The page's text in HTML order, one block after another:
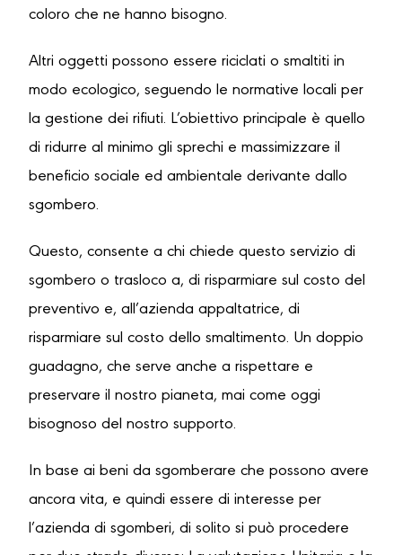
coloro che ne hanno bisogno.
Altri oggetti possono essere riciclati o smaltiti in
modo ecologico, seguendo le normative locali per
la gestione dei rifiuti. L’obiettivo principale è quello
di ridurre al minimo gli sprechi e massimizzare il
beneficio sociale ed ambientale derivante dallo
sgombero.
Questo, consente a chi chiede questo servizio di
sgombero o trasloco a, di risparmiare sul costo del
preventivo e, all’azienda appaltatrice, di
risparmiare sul costo dello smaltimento. Un doppio
guadagno, che serve anche a rispettare e
preservare il nostro pianeta, mai come oggi
bisognoso del nostro supporto.
In base ai beni da sgomberare che possono avere
ancora vita, e quindi essere di interesse per
l’azienda di sgomberi, di solito si può procedere